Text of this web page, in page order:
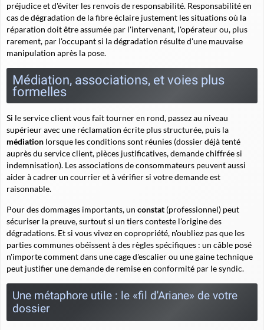
préjudice et d'éviter les renvois de responsabilité. Responsabilité en
cas de dégradation de la fibre éclaire justement les situations où la
réparation doit être assumée par l'intervenant, l'opérateur ou, plus
rarement, par l'occupant si la dégradation résulte d'une mauvaise
manipulation après la pose.
Médiation, associations, et voies plus
formelles
Si le service client vous fait tourner en rond, passez au niveau
supérieur avec une réclamation écrite plus structurée, puis la
médiation lorsque les conditions sont réunies (dossier déjà tenté
auprès du service client, pièces justificatives, demande chiffrée si
indemnisation). Lesassociations de consommateurs peuvent aussi
aider à cadrer un courrier et à vérifier si votre demande est
raisonnable.
Pour des dommages importants, un constat (professionnel) peut
sécuriser la preuve, surtout si un tiers conteste l'origine des
dégradations. Et si vous vivez en copropriété, n'oubliez pas que les
parties communes obéissent à des règles spécifiques : un câble posé
n'importe comment dans une cage d'escalier ou une gaine technique
peut justifier une demande de remise en conformité par le syndic.
Une métaphore utile : le «fil d'Ariane» de votre
dossier